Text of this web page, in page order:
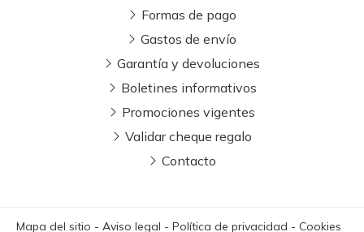
Formas de pago
Gastos de envío
Garantía y devoluciones
Boletines informativos
Promociones vigentes
Validar cheque regalo
Contacto
Mapa del sitio - Aviso legal - Política de privacidad - Cookies